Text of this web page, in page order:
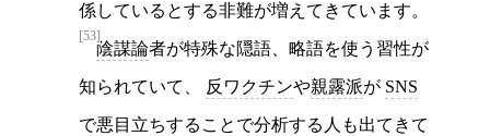
係しているとする非難が増えてきています。
[53]
陰謀論者が特殊な隠語、略語を使う習性が
知られていて、 反ワクチンや親露派が SNS
で悪目立ちすることで分析する人も出てきて